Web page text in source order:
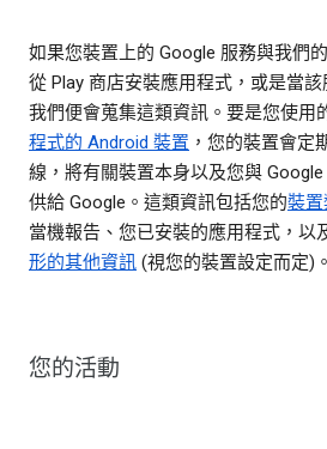
如果您裝置上的 Google 服務與我們
從 Play 商店安裝應用程式，或是當該
我們便會蒐集這類資訊。要是您使用
程式的 Android 裝置 ，您的裝置會定
線，將有關裝置本身以及您與
供給 Google。這類資訊包括您的裝
當機報告、您已安裝的應用程式，以
形的其他資訊 (視您的裝置設定而定)。
您的活動